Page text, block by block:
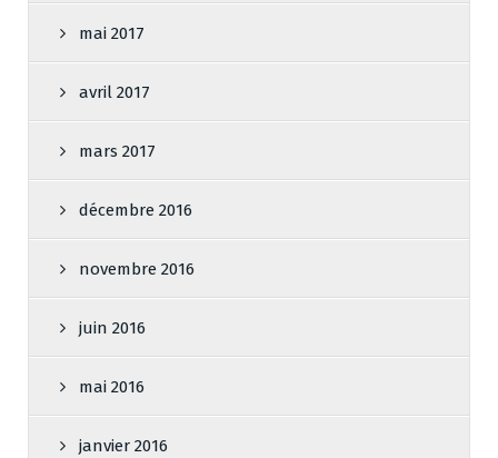
mai 2017
avril 2017
mars 2017
décembre 2016
novembre 2016
juin 2016
mai 2016
janvier 2016